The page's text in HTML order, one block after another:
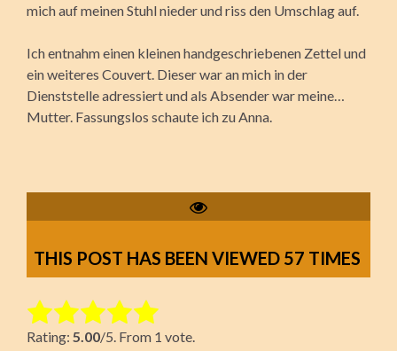
mich auf meinen Stuhl nieder und riss den Umschlag auf.
Ich entnahm einen kleinen handgeschriebenen Zettel und
ein weiteres Couvert. Dieser war an mich in der
Dienststelle adressiert und als Absender war meine…
Mutter. Fassungslos schaute ich zu Anna.
THIS POST HAS BEEN VIEWED 57 TIMES
Rate this item:
Submit Rating
Rating: 5.00/5. From 1 vote.